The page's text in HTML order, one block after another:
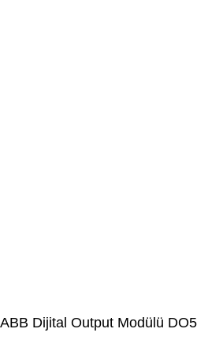
ABB Dijital Output Modülü